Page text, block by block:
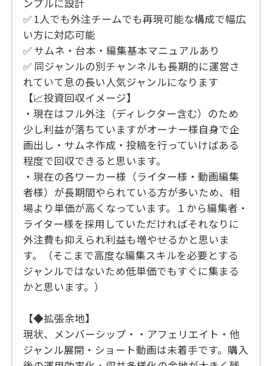
ンプルに設計
✅ 1人でも外注チームでも再現可能な構成で幅広
い方に対応可能
✅ サムネ・台本・編集基本マニュアルあり
✅ 同ジャンルの別チャンネルも長期的に運営さ
れていて息の長い人気ジャンルになります
【📈投資回収イメージ】
・現在はフル外注（ディレクター含む）のため
少し利益が落ちていますがオーナー様自身で企
画出し・サムネ作成・投稿を行っていけばある
程度で回収できると思います。
・現在の各ワーカー様（ライター様・動画編集
者様）が長期間やられている方が多いため、相
場より単価が高くなっています。１から編集者・
ライター様を採用していただければそれなりに
外注費も抑えられ利益も増やせるかと思いま
す。（そこまで高度な編集スキルを必要とする
ジャンルではないため低単価でもすぐに集まる
かと思います。）
【◆拡張余地】
現状、メンバーシップ・・アフェリエイト・他
ジャンル展開・ショート動画は未着手です。購入